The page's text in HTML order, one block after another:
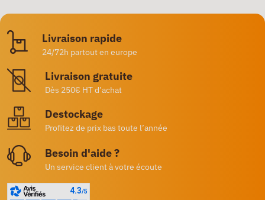
Livraison rapide
24/72h partout en europe
Livraison gratuite
Dès 250€ HT d’achat
Destockage
Profitez de prix bas toute l’année
Besoin d'aide ?
Un service client à votre écoute